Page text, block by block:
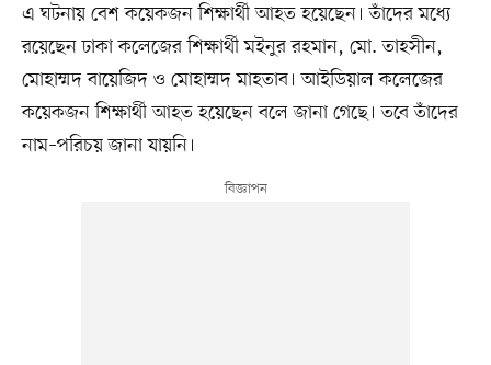
এ ঘটনায় বেশ কয়েকজন শিক্ষার্থী আহত হয়েছেন। তাঁদের মধ্যে
রয়েছেন ঢাকা কলেজের শিক্ষার্থী মইনুর রহমান, মো. তাহসীন,
মোহাম্মদ বায়েজিদ ও মোহাম্মদ মাহতাব। আইডিয়াল কলেজের
কয়েকজন শিক্ষার্থী আহত হয়েছেন বলে জানা গেছে। তবে তাঁদের
নাম–পরিচয় জানা যায়নি।